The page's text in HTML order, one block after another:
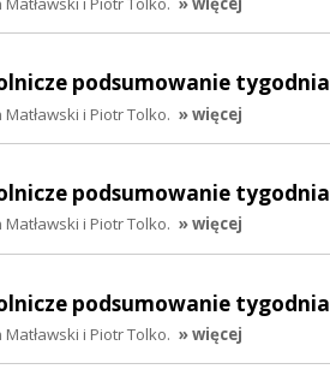
podsumowanie tygodnia
i Piotr Tolko. » więcej
podsumowanie tygodnia
i Piotr Tolko. » więcej
podsumowanie tygodnia
i Piotr Tolko. » więcej